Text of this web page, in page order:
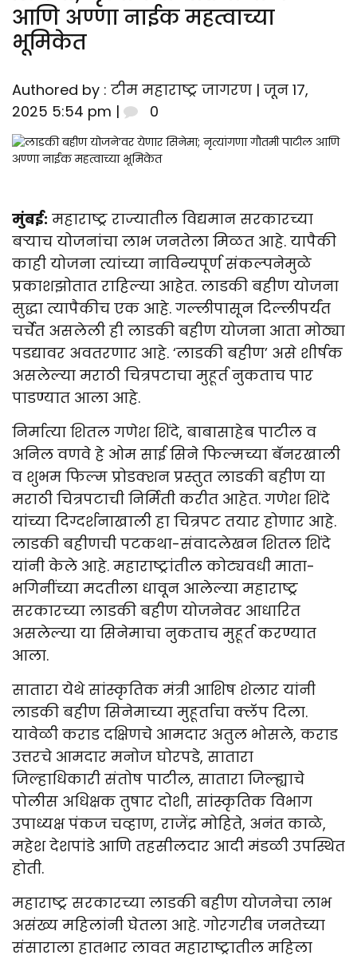
आणि अण्णा नाईक महत्वाच्या
भूमिकेत
Authored by : टीम महाराष्ट्र जागरण | जून 17,
2025 5:54 pm |
0
मुंबई: महाराष्ट्र राज्यातील विद्यमान सरकारच्या
बऱ्याच योजनांचा लाभ जनतेला मिळत आहे. यापैकी
काही योजना त्यांच्या नाविन्यपूर्ण संकल्पनेमुळे
प्रकाशझोतात राहिल्या आहेत. लाडकी बहीण योजना
सुद्धा त्यापैकीच एक आहे. गल्लीपासून दिल्लीपर्यंत
चर्चेत असलेली ही लाडकी बहीण योजना आता मोठ्या
पडद्यावर अवतरणार आहे. ‘लाडकी बहीण’ असे शीर्षक
असलेल्या मराठी चित्रपटाचा मुहूर्त नुकताच पार
पाडण्यात आला आहे.
निर्मात्या शितल गणेश शिंदे, बाबासाहेब पाटील व
अनिल वणवे हे ओम साई सिने फिल्मच्या बॅनरखाली
व शुभम फिल्म प्रोडक्शन प्रस्तुत लाडकी बहीण या
मराठी चित्रपटाची निर्मिती करीत आहेत. गणेश शिंदे
यांच्या दिग्दर्शनाखाली हा चित्रपट तयार होणार आहे.
लाडकी बहीणची पटकथा-संवादलेखन शितल शिंदे
यांनी केले आहे. महाराष्ट्रांतील कोट्यवधी माता-
भगिनींच्या मदतीला धावून आलेल्या महाराष्ट्र
सरकारच्या लाडकी बहीण योजनेवर आधारित
असलेल्या या सिनेमाचा नुकताच मुहूर्त करण्यात
आला.
सातारा येथे सांस्कृतिक मंत्री आशिष शेलार यांनी
लाडकी बहीण सिनेमाच्या मुहूर्ताचा क्लॅप दिला.
यावेळी कराड दक्षिणचे आमदार अतुल भोसले, कराड
उत्तरचे आमदार मनोज घोरपडे, सातारा
जिल्हाधिकारी संतोष पाटील, सातारा जिल्ह्याचे
पोलीस अधिक्षक तुषार दोशी, सांस्कृतिक विभाग
उपाध्यक्ष पंकज चव्हाण, राजेंद्र मोहिते, अनंत काळे,
महेश देशपांडे आणि तहसीलदार आदी मंडळी उपस्थित
होती.
महाराष्ट्र सरकारच्या लाडकी बहीण योजनेचा लाभ
असंख्य महिलांनी घेतला आहे. गोरगरीब जनतेच्या
संसाराला हातभार लावत महाराष्ट्रातील महिला